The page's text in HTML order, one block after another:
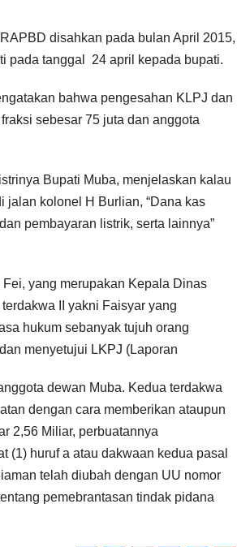
disahkan pada bulan April 2015,
pada tanggal 24 april kepada bupati.
bahwa pengesahan KLPJ dan
sebesar 75 juta dan anggota
Bupati Muba, menjelaskan kalau
kolonel H Burlian, “Dana kas
pembayaran listrik, serta lainnya”
yang merupakan Kepala Dinas
II yakni Faisyar yang
hukum sebanyak tujuh orang
menyetujui LKPJ (Laporan
dewan Muba. Kedua terdakwa
dengan cara memberikan ataupun
2,56 Miliar, perbuatannya
(1) huruf a atau dakwaan kedua pasal
telah diubah dengan UU nomor
pemebrantasan tindak pidana